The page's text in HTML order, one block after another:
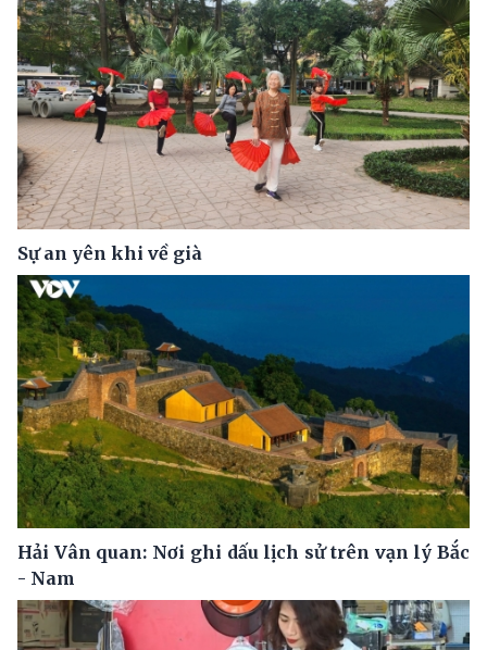
Sự an yên khi về già
Hải Vân quan: Nơi ghi dấu lịch sử trên vạn lý Bắc
- Nam